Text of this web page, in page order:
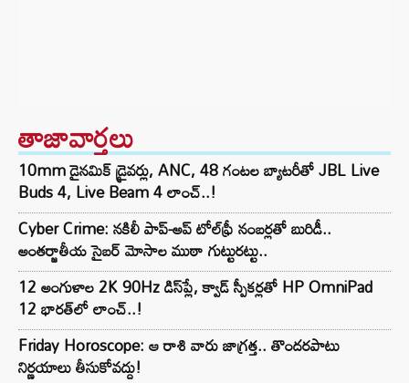
తాజావార్తలు
10mm డైనమిక్ డ్రైవర్లు, ANC, 48 గంటల బ్యాటరీతో JBL Live
Buds 4, Live Beam 4 లాంచ్..!
Cyber Crime: నకిలీ పాప్-అప్ టోల్‌ఫ్రీ నంబర్లతో బురిడీ..
అంతర్జాతీయ సైబర్ మోసాల ముఠా గుట్టురట్టు..
12 అంగుళాల 2K 90Hz డిస్‌ప్లే, క్వాడ్ స్పీకర్లతో HP OmniPad
12 భారత్‌లో లాంచ్..!
Friday Horoscope: ఆ రాశి వారు జాగ్రత్త.. తొందరపాటు
నిర్ణయాలు తీసుకోవద్దు!